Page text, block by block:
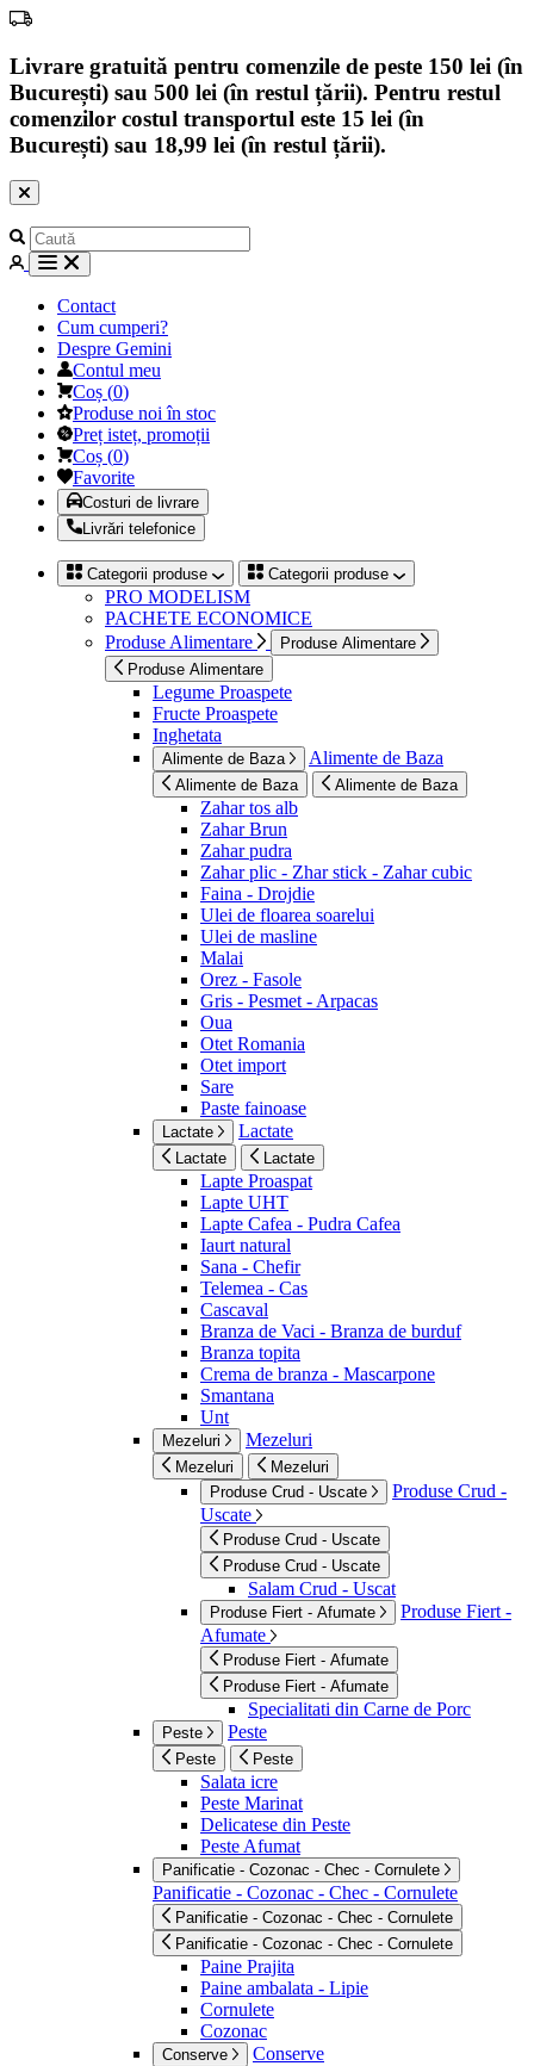
Livrare gratuită pentru comenzile de peste 150 lei (în
București) sau 500 lei (în restul țării). Pentru restul
comenzilor costul transportul este 15 lei (în
București) sau 18,99 lei (în restul țării).
Contact
Cum cumperi?
Despre Gemini
Contul meu
Coș (0)
Produse noi în stoc
Preț isteț, promoții
Coș (0)
Favorite
Costuri de livrare
Livrări telefonice
Categorii produse Categorii produse
PRO MODELISM
PACHETE ECONOMICE
Produse Alimentare
Produse Alimentare
Produse Alimentare
Legume Proaspete
Fructe Proaspete
Inghetata
Alimente de Baza Alimente de Baza
Alimente de Baza Alimente de Baza
Zahar tos alb
Zahar Brun
Zahar pudra
Zahar plic - Zhar stick - Zahar cubic
Faina - Drojdie
Ulei de floarea soarelui
Ulei de masline
Malai
Orez - Fasole
Gris - Pesmet - Arpacas
Oua
Otet Romania
Otet import
Sare
Paste fainoase
Lactate Lactate
Lactate Lactate
Lapte Proaspat
Lapte UHT
Lapte Cafea - Pudra Cafea
Iaurt natural
Sana - Chefir
Telemea - Cas
Cascaval
Branza de Vaci - Branza de burduf
Branza topita
Crema de branza - Mascarpone
Smantana
Unt
Mezeluri Mezeluri
Mezeluri
Mezeluri
Produse Crud - Uscate
Produse Crud -
Uscate
Produse Crud - Uscate
Produse Crud - Uscate
Salam Crud - Uscat
Produse Fiert - Afumate
Produse Fiert -
Afumate
Produse Fiert - Afumate
Produse Fiert - Afumate
Specialitati din Carne de Porc
Peste Peste
Peste Peste
Salata icre
Peste Marinat
Delicatese din Peste
Peste Afumat
Panificatie - Cozonac - Chec - Cornulete
Panificatie - Cozonac - Chec - Cornulete
Panificatie - Cozonac - Chec - Cornulete
Panificatie - Cozonac - Chec - Cornulete
Paine Prajita
Paine ambalata - Lipie
Cornulete
Cozonac
Conserve Conserve